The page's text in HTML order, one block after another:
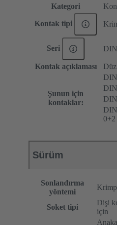
Kategori
Kontak tipi
Seri
Kontak açıklaması Düz
Şunun için
kontaklar:
0+2
Sürüm
Sonlandırma
yöntemi
Krimp
Soket tipi
Dişi
için